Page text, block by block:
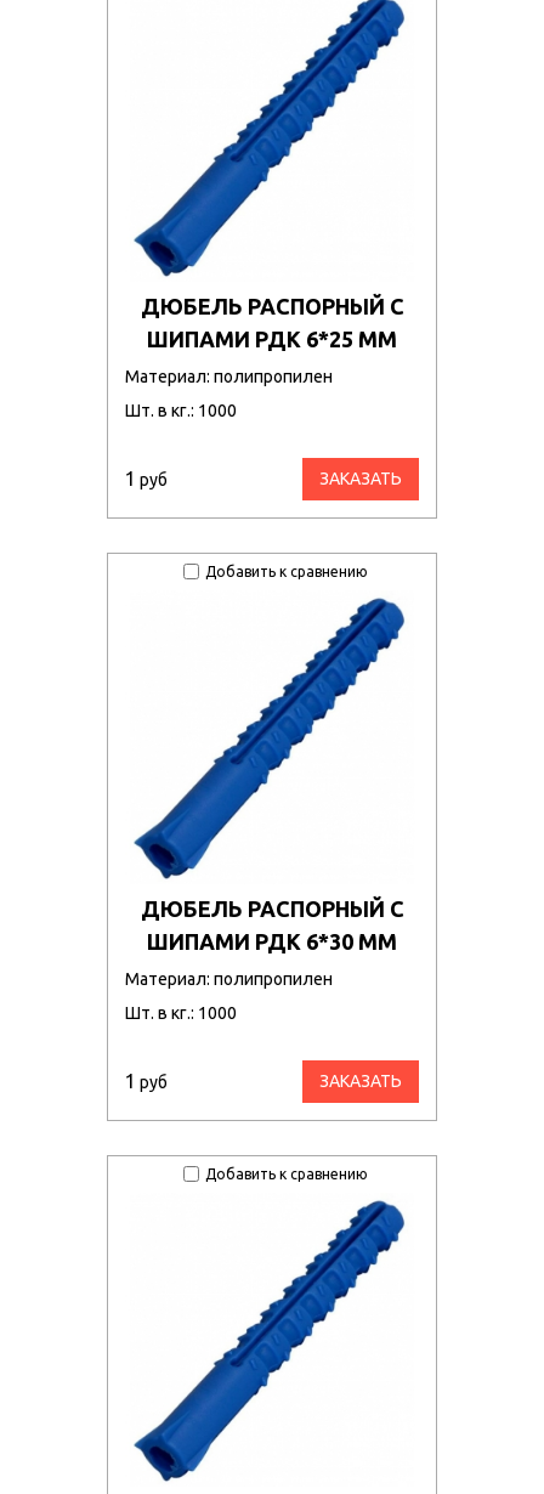
ДЮБЕЛЬ РАСПОРНЫЙ С
ШИПАМИ РДК 6*25 ММ
Материал: полипропилен
Шт. в кг.: 1000
1 руб ЗАКАЗАТЬ
Добавить к сравнению
ДЮБЕЛЬ РАСПОРНЫЙ С
ШИПАМИ РДК 6*30 ММ
Материал: полипропилен
Шт. в кг.: 1000
1 руб ЗАКАЗАТЬ
Добавить к сравнению